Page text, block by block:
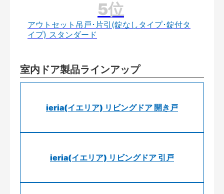
アウトセット吊戸･片引(錠なしタイプ･錠付タ
イプ) スタンダード
室内ドア製品ラインアップ
ieria(イエリア) リビングドア 開き戸
ieria(イエリア) リビングドア 引戸